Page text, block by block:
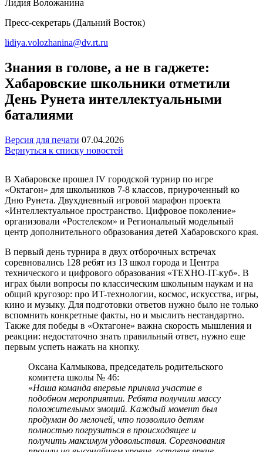
Лидия Воложанина
Пресс-секретарь (Дальний Восток)
lidiya.volozhanina@dv.rt.ru
Знания в голове, а не в гаджете:
Хабаровские школьники отметили
День Рунета интеллектуальными
баталиями
Версия для печати 07.04.2026
Вернуться к списку новостей
В Хабаровске прошел IV городской турнир по игре
«Октагон» для школьников 7-8 классов, приуроченный ко
Дню Рунета. Двухдневный игровой марафон проекта
«Интеллектуальное пространство. Цифровое поколение»
организовали «Ростелеком» и Региональный модельный
центр дополнительного образования детей Хабаровского края.
В первый день турнира в двух отборочных встречах
соревновались 128 ребят из 13 школ города и Центра
технического и цифрового образования «ТЕХНО-IT-куб». В
играх были вопросы по классическим школьным наукам и на
общий кругозор: про ИT-технологии, космос, искусства, игры,
кино и музыку. Для подготовки ответов нужно было не только
вспомнить конкретные факты, но и мыслить нестандартно.
Также для победы в «Октагоне» важна скорость мышления и
реакции: недостаточно знать правильный ответ, нужно еще
первым успеть нажать на кнопку.
Оксана Калмыкова, председатель родительского
комитета школы № 46:
«Наша команда впервые приняла участие в
подобном мероприятии. Ребята получили массу
положительных эмоций. Каждый момент был
продуман до мелочей, что позволило детям
полностью погрузиться в происходящее и
получить максимум удовольствия. Соревнования